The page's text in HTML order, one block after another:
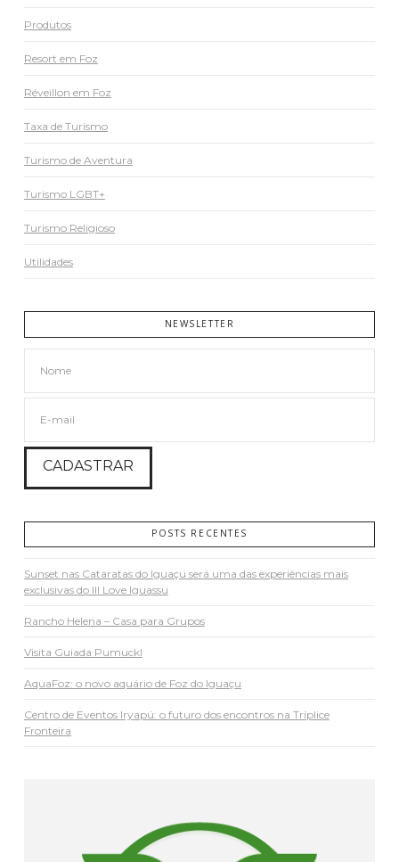
Produtos
Resort em Foz
Réveillon em Foz
Taxa de Turismo
Turismo de Aventura
Turismo LGBT+
Turismo Religioso
Utilidades
NEWSLETTER
POSTS RECENTES
Sunset nas Cataratas do Iguaçu será uma das experiências mais
exclusivas do III Love Iguassu
Rancho Helena – Casa para Grupos
Visita Guiada Pumuckl
AquaFoz: o novo aquário de Foz do Iguaçu
Centro de Eventos Iryapú: o futuro dos encontros na Tríplice
Fronteira